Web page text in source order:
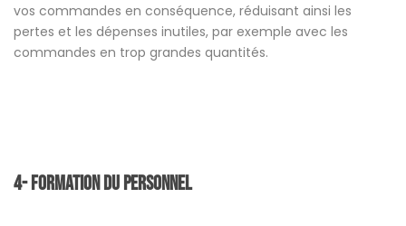
vos commandes en conséquence, réduisant ainsi les
pertes et les dépenses inutiles, par exemple avec les
commandes en trop grandes quantités.
4- Formation du Personnel